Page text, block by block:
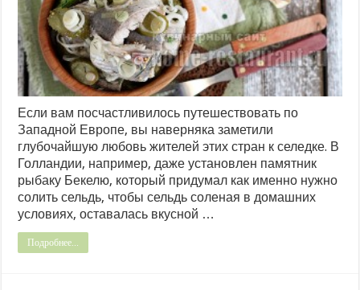
Если вам посчастливилось путешествовать по
Западной Европе, вы наверняка заметили
глубочайшую любовь жителей этих стран к селедке. В
Голландии, например, даже установлен памятник
рыбаку Бекелю, который придумал как именно нужно
солить сельдь, чтобы сельдь соленая в домашних
условиях, оставалась вкусной …
Подробнее...